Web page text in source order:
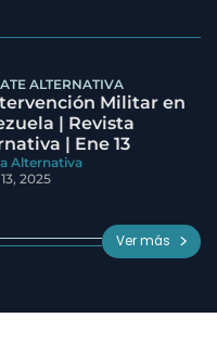
ALTERNATIVA
Militar en
| Revista
| Ene 13
Alternativa
2025
Ver más